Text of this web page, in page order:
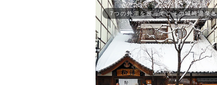
7つの外湯を巡ってこその城崎温泉♨